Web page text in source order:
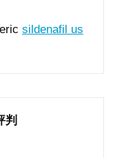
sildenafil us
判